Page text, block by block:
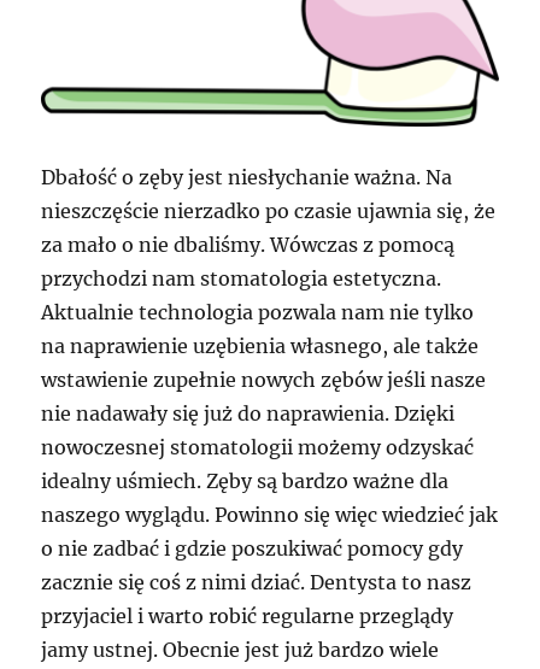
Dbałość o zęby jest niesłychanie ważna. Na
nieszczęście nierzadko po czasie ujawnia się, że
za mało o nie dbaliśmy. Wówczas z pomocą
przychodzi nam stomatologia estetyczna.
Aktualnie technologia pozwala nam nie tylko
na naprawienie uzębienia własnego, ale także
wstawienie zupełnie nowych zębów jeśli nasze
nie nadawały się już do naprawienia. Dzięki
nowoczesnej stomatologii możemy odzyskać
idealny uśmiech. Zęby są bardzo ważne dla
naszego wyglądu. Powinno się więc wiedzieć jak
o nie zadbać i gdzie poszukiwać pomocy gdy
zacznie się coś z nimi dziać. Dentysta to nasz
przyjaciel i warto robić regularne przeglądy
jamy ustnej. Obecnie jest już bardzo wiele